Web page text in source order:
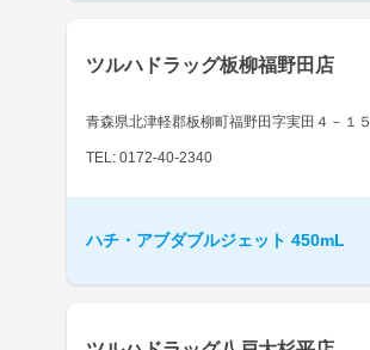
ツルハドラッグ板柳福野田店
青森県北津軽郡板柳町福野田字実田４－１５
TEL: 0172-40-2340
ハチ・アブダブルジェット 450mL